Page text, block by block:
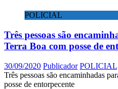
POLICIAL
Três pessoas são
Terra Boa com posse de
30/09/2020 Publicador POLICIAL
Três pessoas são encaminhadas
posse de entorpecente